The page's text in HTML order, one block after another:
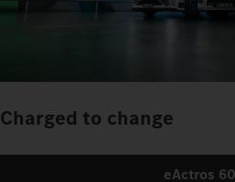
Charged to change
eActros